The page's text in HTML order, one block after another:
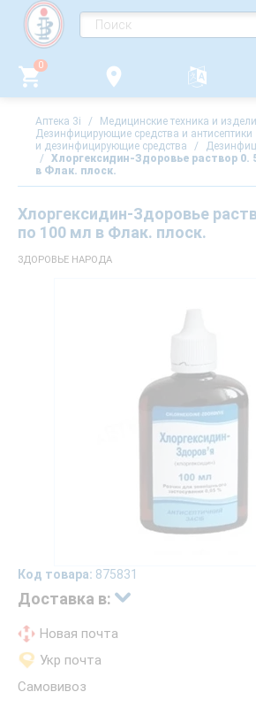
0
Аптека 3i / Медицинские техника и
Дезинфицирующие средства и антисептики
и дезинфицирующие средства
/
/ Хлоргексидин-Здоровье раствор 0.
в Флак. плоск.
Хлоргексидин-Здоровье
по 100 мл в Флак. плоск.
ЗДОРОВЬЕ НАРОДА
Код товара: 875831
Доставка в:
Новая почта
Укр почта
Самовивоз